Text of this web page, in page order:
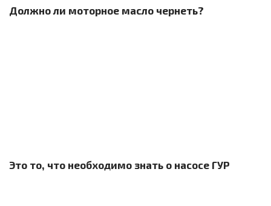
Должно ли моторное масло чернеть?
Это то, что необходимо знать о насосе ГУР